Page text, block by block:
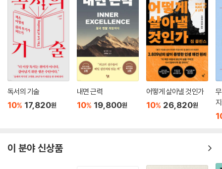
독서의 기술
10% 17,820원
내면 근력
10% 19,800원
어떻게 살아낼 것인가
10% 26,820원
이 분야 신상품